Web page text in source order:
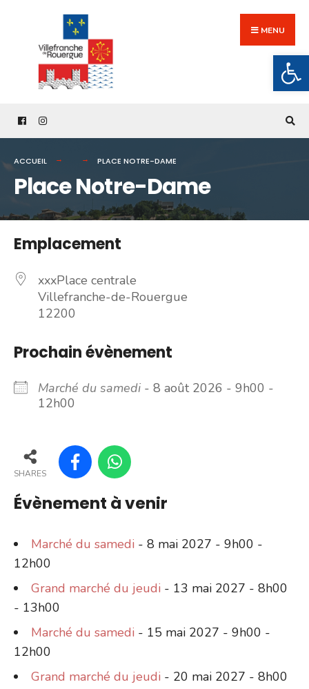
content
MENU
ACCUEIL PLACE NOTRE-DAME
Place Notre-Dame
Emplacement
xxxPlace centrale
Villefranche-de-Rouergue
12200
Prochain évènement
Marché du samedi - 8 août 2026 - 9h00 -
12h00
SHARES
Évènement à venir
Marché du samedi - 8 mai 2027 - 9h00 -
12h00
Grand marché du jeudi - 13 mai 2027 - 8h00
- 13h00
Marché du samedi - 15 mai 2027 - 9h00 -
12h00
Grand marché du jeudi - 20 mai 2027 - 8h00